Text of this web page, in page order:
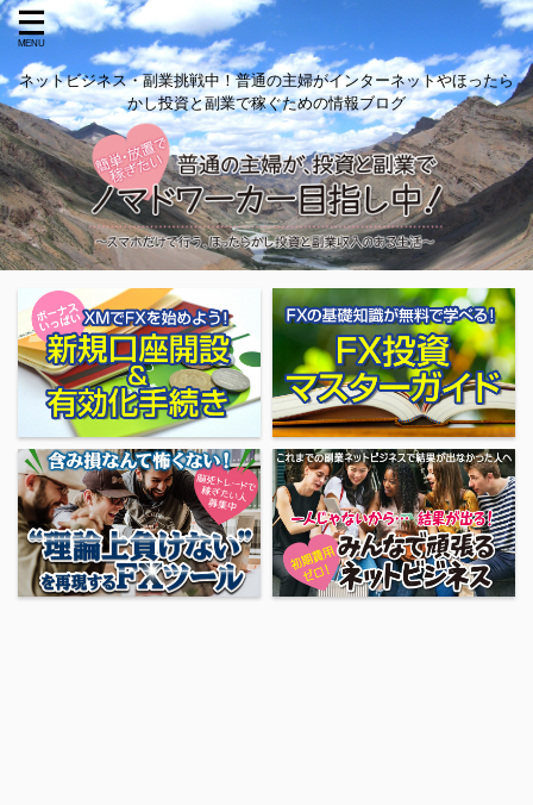
ネットビジネス・副業挑戦中！普通の主婦がインターネットやほったら
かし投資と副業で稼ぐための情報ブログ